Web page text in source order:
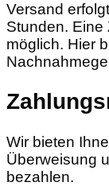
Versand
Stunden. Eine
möglich. Hier
Wir bieten
Überweisung